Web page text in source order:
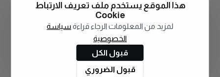
هذا الموقع يستخدم ملف تعريف الارتباط
Cookie
لمزيد من المعلومات الرجاء قراءة سياسة
الخصوصية
قبول الكل
قبول الضروري